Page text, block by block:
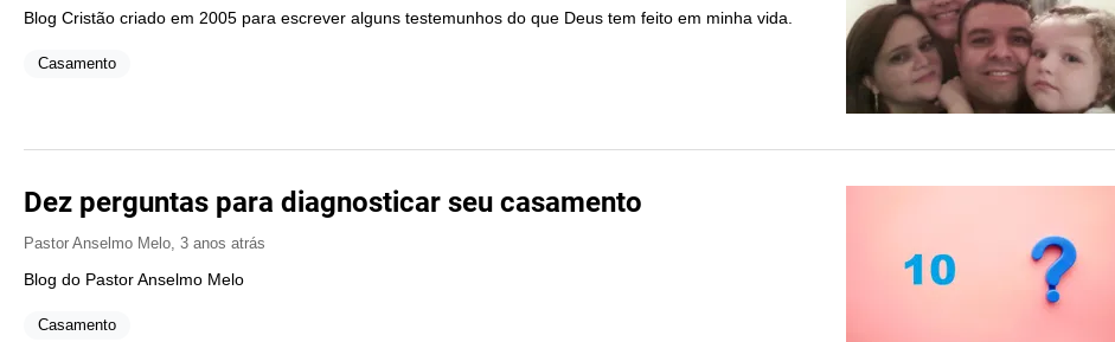
Blog Cristão criado em 2005 para escrever alguns testemunhos do que Deus tem feito em minha vida.
Casamento
Dez perguntas para diagnosticar seu casamento
Pastor Anselmo Melo 3 anos atrás
Blog do Pastor Anselmo Melo
Casamento